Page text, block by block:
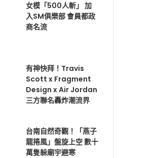
女模「500人斬」 加
入SM俱樂部 會員都政
商名流
有神快拜！Travis
Scott x Fragment
Design x Air Jordan
三方聯名轟炸潮流界
台南自然奇觀！「燕子
龍捲風」盤旋上空 數十
萬隻躲廟宇避寒